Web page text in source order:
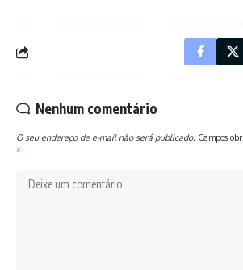
Nenhum comentário
O seu endereço de e-mail não será publicado. Campos
*